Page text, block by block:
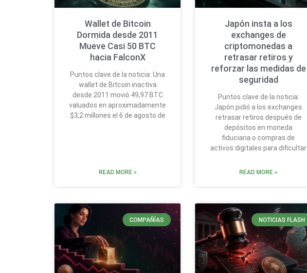
Wallet de Bitcoin
Dormida desde 2011
Mueve Casi 50 BTC
hacia FalconX
Puntos clave de la noticia: Una
wallet de Bitcoin inactiva
desde 2011 movió 49,97 BTC
valuados en aproximadamente
$3,2 millones el 6 de agosto de
READ MORE »
Japón insta a los
exchanges de
criptomonedas a
retrasar retiros y
reforzar las medidas de
seguridad
Puntos clave de la noticia:
Japón pidió a los exchanges
retrasar retiros después de
depósitos en moneda
fiduciaria o compras de
activos digitales para dificultar
READ MORE »
COMPAÑÍAS NOTICIAS FLASH